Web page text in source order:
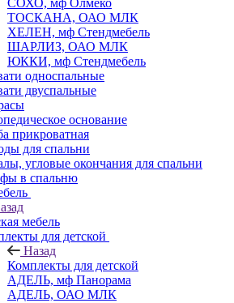
СОХО, мф Олмеко
ТОСКАНА, ОАО МЛК
ХЕЛЕН, мф Стендмебель
ШАРЛИЗ, ОАО МЛК
ЮККИ, мф Стендмебель
односпальные
двуспальные
основание
прикроватная
для спальни
угловые окончания для спальни
в спальню
мебель
для детской
Назад
Комплекты для детской
АДЕЛЬ, мф Панорама
АДЕЛЬ, ОАО МЛК